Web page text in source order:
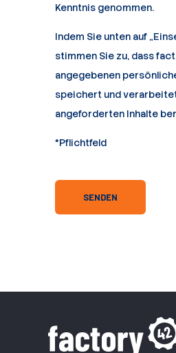
Kenntnis genommen.
Indem Sie unten auf
stimmen Sie zu, dass
angegebenen
speichert und
angeforderten Inhalte
*Pflichtfeld